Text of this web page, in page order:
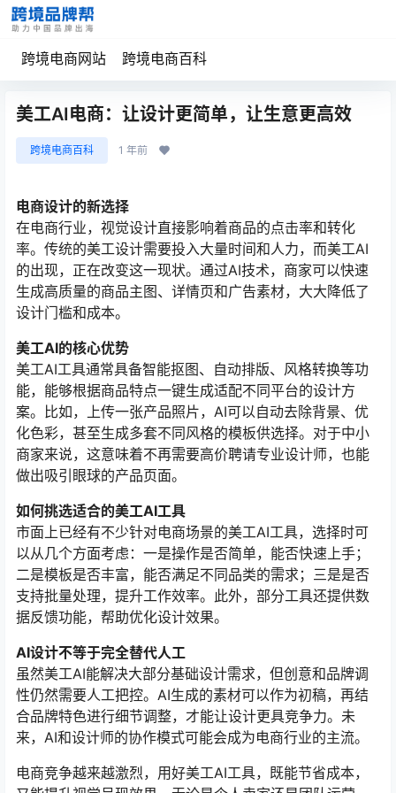
跨境电商网站 跨境电商百科
美工AI电商：让设计更简单，让生意更高效
跨境电商百科 1 年前
电商设计的新选择
在电商行业，视觉设计直接影响着商品的点击率和转化
率。传统的美工设计需要投入大量时间和人力，而美工AI
的出现，正在改变这一现状。通过AI技术，商家可以快速
生成高质量的商品主图、详情页和广告素材，大大降低了
设计门槛和成本。
美工AI的核心优势
美工AI工具通常具备智能抠图、自动排版、风格转换等功
能，能够根据商品特点一键生成适配不同平台的设计方
案。比如，上传一张产品照片，AI可以自动去除背景、优
化色彩，甚至生成多套不同风格的模板供选择。对于中小
商家来说，这意味着不再需要高价聘请专业设计师，也能
做出吸引眼球的产品页面。
如何挑选适合的美工AI工具
市面上已经有不少针对电商场景的美工AI工具，选择时可
以从几个方面考虑：一是操作是否简单，能否快速上手；
二是模板是否丰富，能否满足不同品类的需求；三是是否
支持批量处理，提升工作效率。此外，部分工具还提供数
据反馈功能，帮助优化设计效果。
AI设计不等于完全替代人工
虽然美工AI能解决大部分基础设计需求，但创意和品牌调
性仍然需要人工把控。AI生成的素材可以作为初稿，再结
合品牌特色进行细节调整，才能让设计更具竞争力。未
来，AI和设计师的协作模式可能会成为电商行业的主流。
电商竞争越来越激烈，用好美工AI工具，既能节省成本，